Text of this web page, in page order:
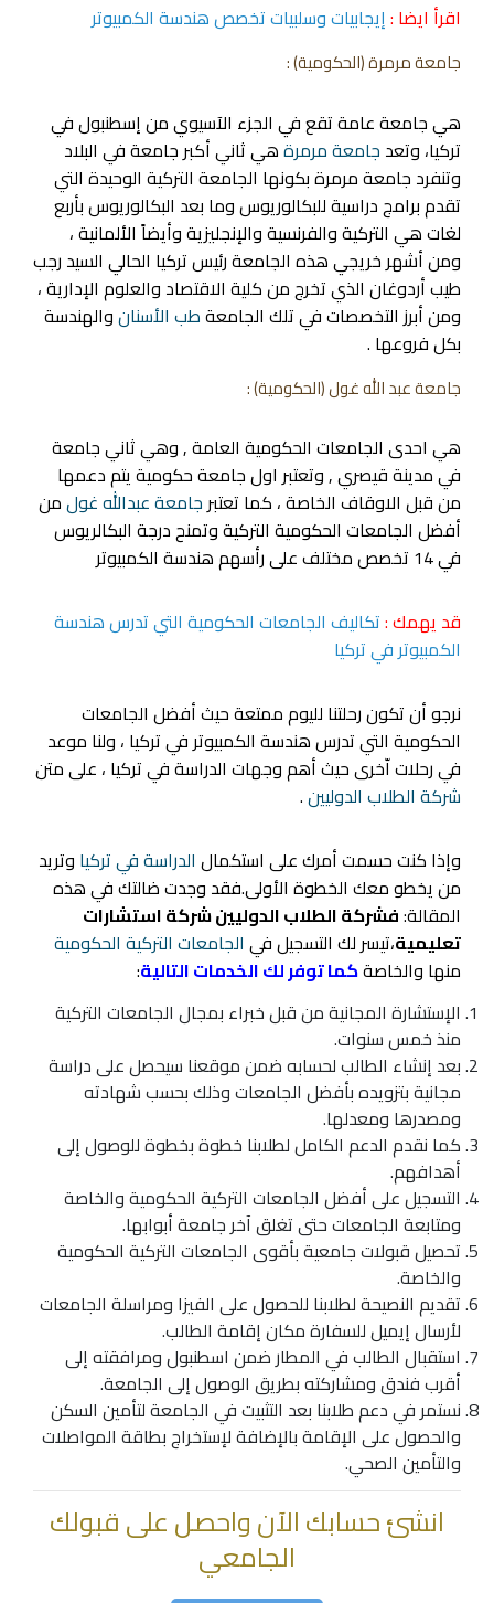
اقرأ ايضا :إيجابيات وسلبيات تخصص هندسة الكمبيوتر
جامعة مرمرة(الحكومية) :
هي جامعة عامة تقع في الجزء الآسيوي من إسطنبول في
تركيا، وتعد جامعة مرمرةهي ثاني أكبر جامعة في البلاد
وتنفرد جامعة مرمرة بكونها الجامعة التركية الوحيدة التي
تقدم برامج دراسية للبكالوريوس وما بعد البكالوريوس بأربع
لغات هي التركية والفرنسية والإنجليزية وأيضاً الألمانية ،
ومن أشهر خريجي هذه الجامعة رئيس تركيا الحالي السيد رجب
طيب أردوغان الذي تخرج من كلية الاقتصاد والعلوم الإدارية ،
ومن أبرز التخصصات في تلك الجامعةطب الأسنانوالهندسة
بكل فروعها .
جامعة عبد الله غول(الحكومية) :
هي احدى الجامعات الحكومية العامة , وهي ثاني جامعة
في مدينة قيصري , وتعتبر اول جامعة حكومية يتم دعمها
من قبل الاوقاف الخاصة ، كما تعتبرجامعة عبدالله غولمن
أفضل الجامعات الحكومية التركية وتمنح درجة البكالريوس
في 14 تخصص مختلف على رأسهم هندسة الكمبيوتر
قد يهمك :تكاليف الجامعات الحكومية التي تدرس هندسة
الكمبيوتر في تركيا
نرجو أن تكون رحلتنا لليوم ممتعة حيث أفضل الجامعات
الحكومية التي تدرس هندسة الكمبيوتر في تركيا ، ولنا موعد
في رحلات اّخرى حيث أهم وجهات الدراسة في تركيا ، على متن
شركة الطلاب الدوليين.
وإذا كنت حسمت أمرك على استكمال الدراسة في تركيا وتريد
من يخطو معك الخطوة الأولى.فقد وجدت ضالتك في هذه
المقالة:فشركة الطلاب الدوليين شركة استشارات
تعليمية،تيسر لك التسجيل في الجامعات التركية الحكومية
منها والخاصةكما توفر لك الخدمات التالية:
الإستشارة المجانية من قبل خبراء بمجال الجامعات التركية
منذ خمس سنوات.
بعد إنشاء الطالب لحسابه ضمن موقعنا سيحصل على دراسة
مجانية بتزويده بأفضل الجامعات وذلك بحسب شهادته
ومصدرها ومعدلها.
كما نقدم الدعم الكامل لطلابنا خطوة بخطوة للوصول إلى
أهدافهم.
التسجيل علىأفضل الجامعات التركية الحكوميةوالخاصة
ومتابعة الجامعات حتى تغلق آخر جامعة أبوابها.
تحصيل قبولات جامعية بأقوى الجامعات التركية الحكومية
والخاصة.
تقديم النصيحة لطلابنا للحصول على الفيزا ومراسلة الجامعات
لأرسال إيميل للسفارة مكان إقامة الطالب.
استقبال الطالب في المطار ضمن اسطنبول ومرافقته إلى
أقرب فندق ومشاركته بطريق الوصول إلى الجامعة.
نستمر في دعم طلابنا بعد التثبيت في الجامعة لتأمين السكن
والحصول على الإقامة بالإضافة لإستخراج بطاقة المواصلات
والتأمين الصحي.
انشئ حسابك الآن واحصل على قبولك
الجامعي